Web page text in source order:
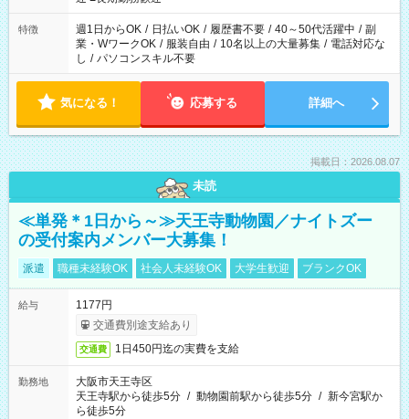
フト！
特徴 週1日からOK / 日払いOK / 履歴書不要 / 40～50代活躍中 / 副
業・WワークOK / 服装自由 / 10名以上の大量募集 / 電話対応な
し / パソコンスキル不要
気になる！ 応募する 詳細へ
掲載日：2026.08.07
未読
≪単発＊1日から～≫天王寺動物園／ナイトズー
の受付案内メンバー大募集！
派遣 職種未経験OK 社会人未経験OK 大学生歓迎 ブランクOK
給与
1177円
交通費別途支給あり
交通費 1日450円迄の実費を支給
勤務地
大阪市天王寺区
天王寺駅から徒歩5分 / 動物園前駅から徒歩5分 / 新今宮駅か
ら徒歩5分